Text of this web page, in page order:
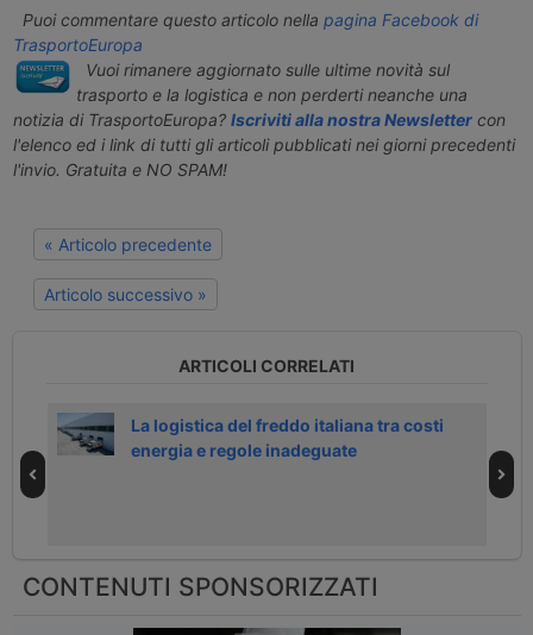
Puoi commentare questo articolo nella pagina Facebook di
TrasportoEuropa
Vuoi rimanere aggiornato sulle ultime novità sul
trasporto e la logistica e non perderti neanche una
notizia di TrasportoEuropa? Iscriviti alla nostra Newslettercon
l'elenco ed i link di tutti gli articoli pubblicati nei giorni precedenti
l'invio. Gratuita e NO SPAM!
« Articolo precedente
Articolo successivo »
ARTICOLI CORRELATI
La logistica del freddo italiana tra costi
energia e regole inadeguate
CONTENUTI SPONSORIZZATI